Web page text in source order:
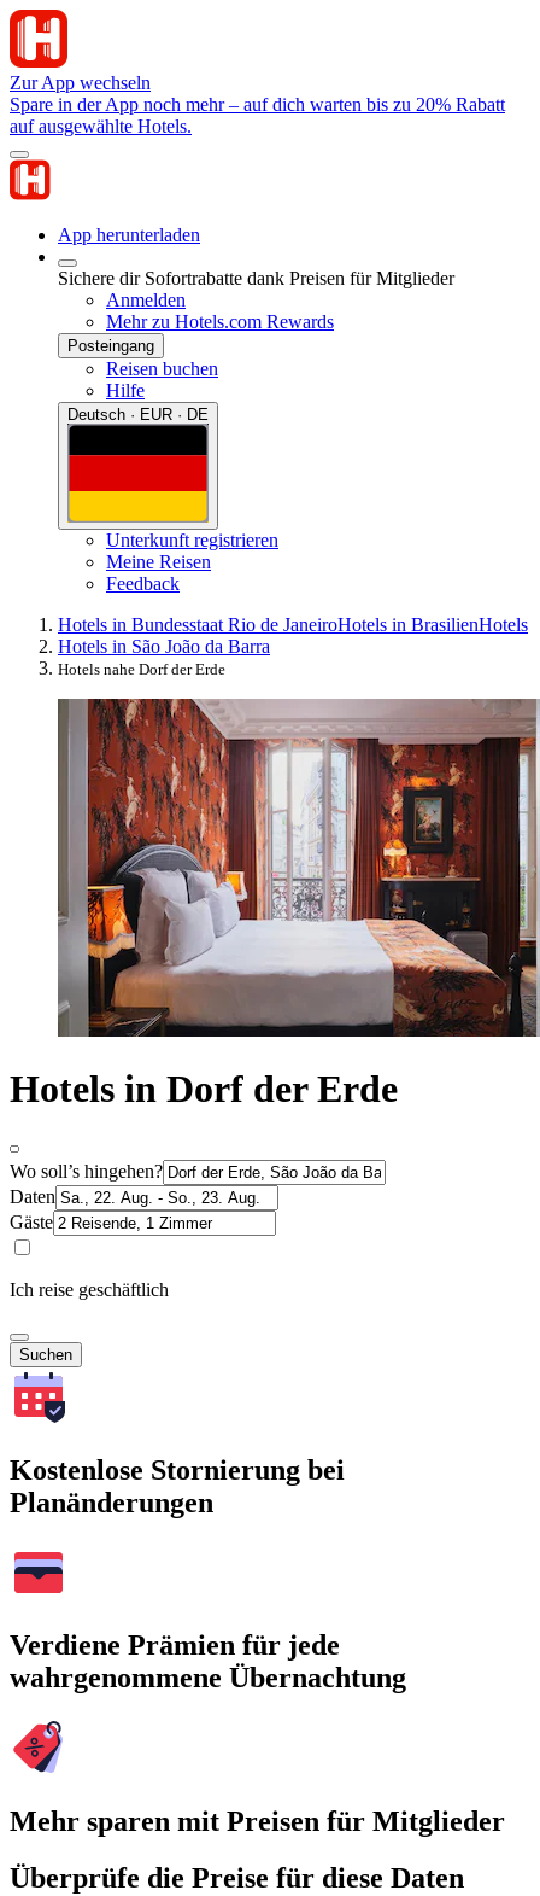
Zur App wechseln
Spare in der App noch mehr – auf dich warten bis zu 20% Rabatt
auf ausgewählte Hotels.
App herunterladen
Sichere dir Sofortrabatte dank Preisen für Mitglieder
Anmelden
Mehr zu Hotels.com Rewards
Posteingang
Reisen buchen
Hilfe
Deutsch · EUR · DE
Unterkunft registrieren
Meine Reisen
Feedback
Hotels in Bundesstaat Rio de JaneiroHotels in BrasilienHotels
Hotels in São João da Barra
Hotels nahe Dorf der Erde
Hotels in Dorf der Erde
Wo soll’s hingehen?
Daten
Gäste
Ich reise geschäftlich
Suchen
Kostenlose Stornierung bei
Planänderungen
Verdiene Prämien für jede
wahrgenommene Übernachtung
Mehr sparen mit Preisen für Mitglieder
Überprüfe die Preise für diese Daten